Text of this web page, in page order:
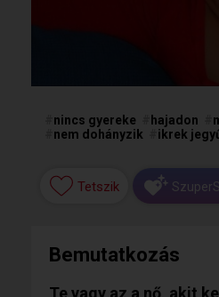
nincs gyereke hajadon
nem dohányzik ikrek
Tetszik
Bemutatkozás
Te vagy az a nő, akit